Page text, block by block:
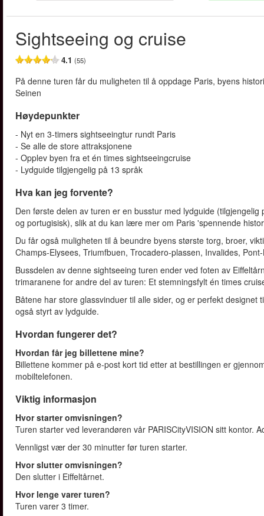
Sightseeing og cruise
4.1 (55)
På denne turen får du muligheten til å oppdage Paris, byens
Seinen
Høydepunkter
- Nyt en 3-timers sightseeingtur rundt Paris
- Se alle de store attraksjonene
- Opplev byen fra et én times sightseeingcruise
- Lydguide tilgjengelig på 13 språk
Hva kan jeg forvente?
Den første delen av turen er en busstur med lydguide
og portugisisk), slik at du kan lære mer om Paris 'spennende
Du får også muligheten til å beundre byens største torg, broer,
Champs-Elysees, Triumfbuen, Trocadero-plassen, Invalides,
Bussdelen av denne sightseeing turen ender ved foten av
trimaranene for andre del av turen: Et stemningsfylt én times
Båtene har store glassvinduer til alle sider, og er perfekt
også styrt av lydguide.
Hvordan fungerer det?
Hvordan får jeg billettene mine?
Billettene kommer på e-post kort tid etter at bestillingen er
mobiltelefonen.
Viktig informasjon
Hvor starter omvisningen?
Turen starter ved leverandøren vår PARISCityVISION sitt kontor.
Vennligst vær der 30 minutter før turen starter.
Hvor slutter omvisningen?
Den slutter i Eiffeltårnet.
Hvor lenge varer turen?
Turen varer 3 timer.